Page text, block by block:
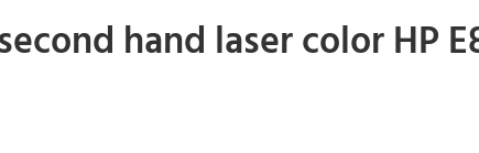
hand laser color HP